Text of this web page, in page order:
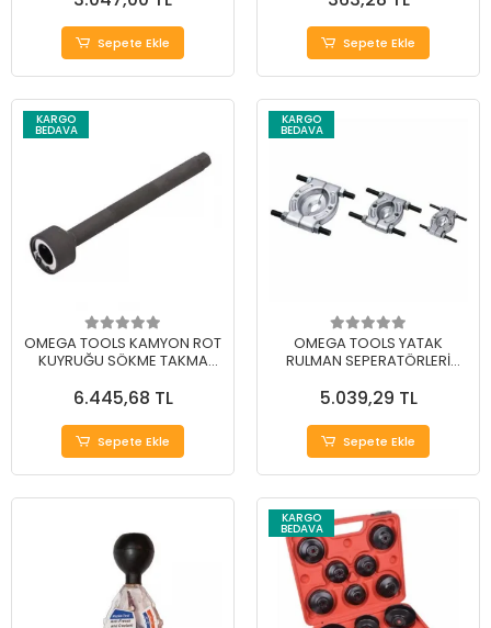
Sepete Ekle Sepete Ekle
KARGO
BEDAVA
OMEGA TOOLS KAMYON ROT
KUYRUĞU SÖKME TAKMA
6.445,68 TL
Sepete Ekle
KARGO
BEDAVA
OMEGA TOOLS YATAK
RULMAN SEPERATÖRLERİ
5.039,29 TL
Sepete Ekle
KARGO
BEDAVA